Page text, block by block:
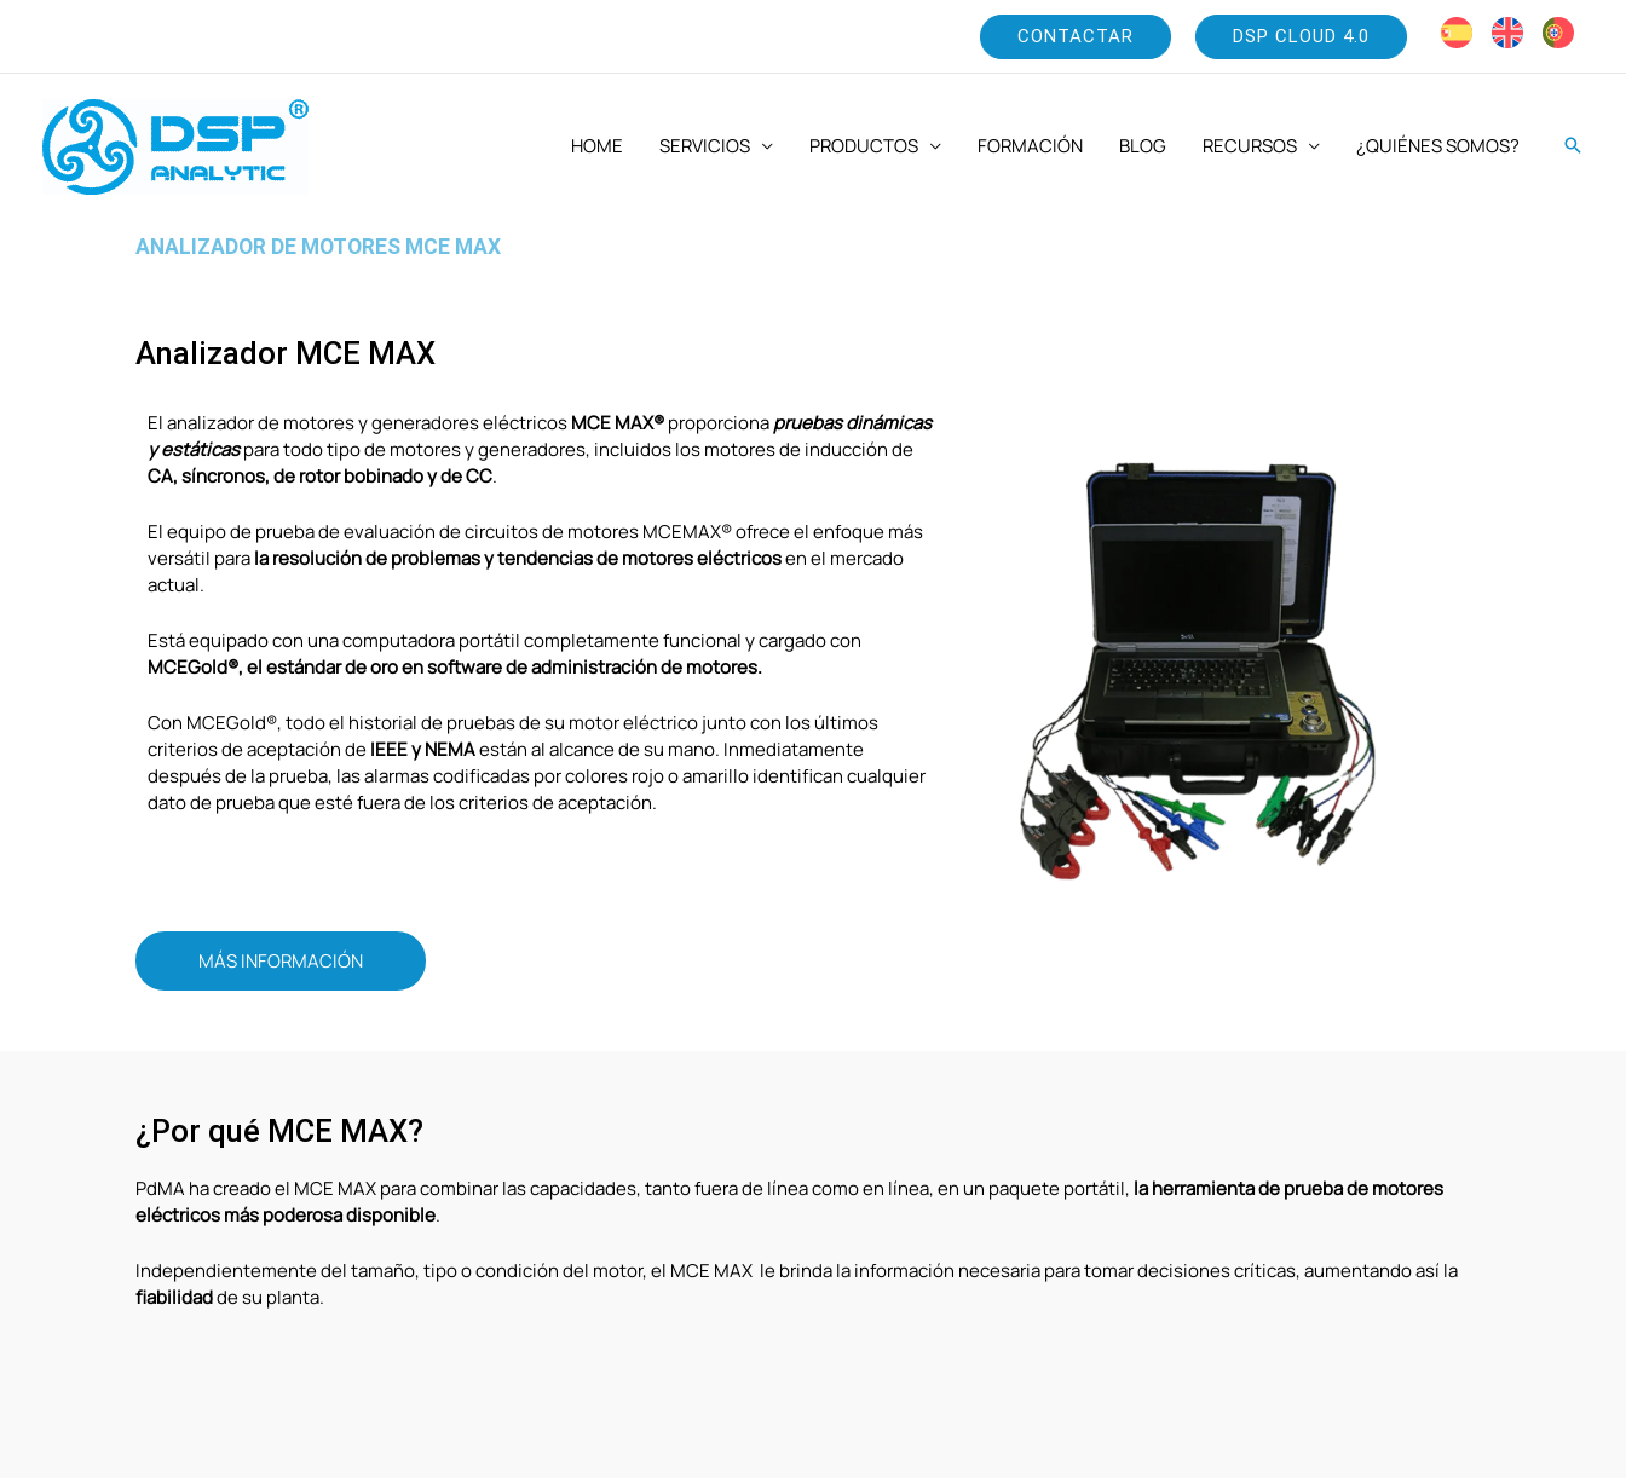
CONTACTAR DSP CLOUD 4.0
HOME SERVICIOS PRODUCTOS FORMACIÓN BLOG RECURSOS ¿QUIÉNES SOMOS?
ANALIZADOR DE MOTORES MCE MAX
Analizador MCE MAX
El analizador de motores y generadores eléctricosMCE MAX®proporcionapruebas dinámicas
y estáticaspara todo tipo de motores y generadores, incluidos los motores de inducción de
CA, síncronos, de rotor bobinado y de CC.
El equipo de prueba de evaluación de circuitos de motores MCEMAX® ofrece el enfoque más
versátil parala resolución de problemas y tendencias de motores eléctricosen el mercado
actual.
Está equipado con una computadora portátil completamente funcional y cargado con
MCEGold®, el estándar de oro en software de administración de motores.
Con MCEGold®, todo el historial de pruebas de su motor eléctrico junto con los últimos
criterios de aceptación deIEEE y NEMAestán al alcance de su mano. Inmediatamente
después de la prueba, las alarmas codificadas por colores rojo o amarillo identifican cualquier
dato de prueba que esté fuera de los criterios de aceptación.
MÁS INFORMACIÓN
¿Por qué MCE MAX?
PdMA ha creado el MCE MAX para combinar las capacidades, tanto fuera de línea como en línea, en un paquete portátil, la herramienta de prueba de motores
eléctricos más poderosa disponible.
Independientemente del tamaño, tipo o condición del motor, el MCE MAX le brinda la información necesaria para tomar decisiones críticas, aumentando así la
fiabilidadde su planta.